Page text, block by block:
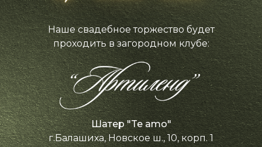
Наше свадебное торжество будет
проходить в загородном клубе:
Шатер "Te amo"
г.Балашиха, Новское ш., 10, корп. 1